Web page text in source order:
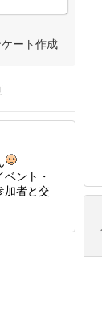
ート作成
ント・
加者と交